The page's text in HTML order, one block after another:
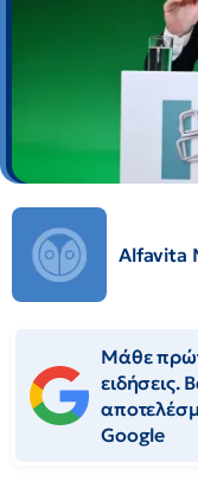
Alfavita
Μάθε
ειδήσεις.
Google